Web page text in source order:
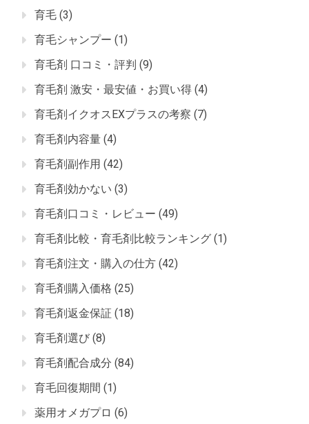
育毛 (3)
育毛シャンプー (1)
育毛剤 口コミ・評判 (9)
育毛剤 激安・最安値・お買い得 (4)
育毛剤イクオスEXプラスの考察 (7)
育毛剤内容量 (4)
育毛剤副作用 (42)
育毛剤効かない (3)
育毛剤口コミ・レビュー (49)
育毛剤比較・育毛剤比較ランキング (1)
育毛剤注文・購入の仕方 (42)
育毛剤購入価格 (25)
育毛剤返金保証 (18)
育毛剤選び (8)
育毛剤配合成分 (84)
育毛回復期間 (1)
薬用オメガプロ (6)